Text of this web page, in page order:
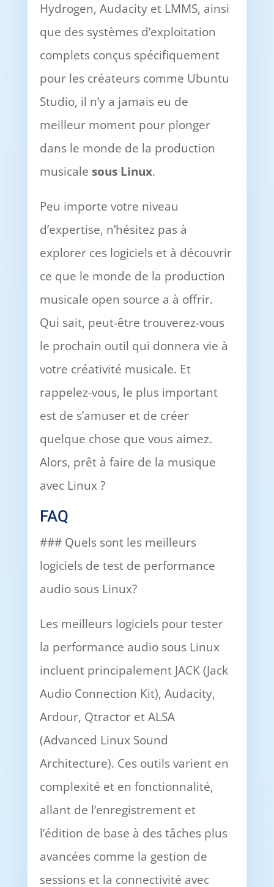
Hydrogen, Audacity et LMMS, ainsi
que des systèmes d’exploitation
complets conçus spécifiquement
pour les créateurs comme Ubuntu
Studio, il n’y a jamais eu de
meilleur moment pour plonger
dans le monde de la production
musicale sous Linux.
Peu importe votre niveau
d’expertise, n’hésitez pas à
explorer ces logiciels et à découvrir
ce que le monde de la production
musicale open source a à offrir.
Qui sait, peut-être trouverez-vous
le prochain outil qui donnera vie à
votre créativité musicale. Et
rappelez-vous, le plus important
est de s’amuser et de créer
quelque chose que vous aimez.
Alors, prêt à faire de la musique
avec Linux ?
FAQ
### Quels sont les meilleurs
logiciels de test de performance
audio sous Linux?
Les meilleurs logiciels pour tester
la performance audio sous Linux
incluent principalement JACK (Jack
Audio Connection Kit), Audacity,
Ardour, Qtractor et ALSA
(Advanced Linux Sound
Architecture). Ces outils varient en
complexité et en fonctionnalité,
allant de l’enregistrement et
l’édition de base à des tâches plus
avancées comme la gestion de
sessions et la connectivité avec